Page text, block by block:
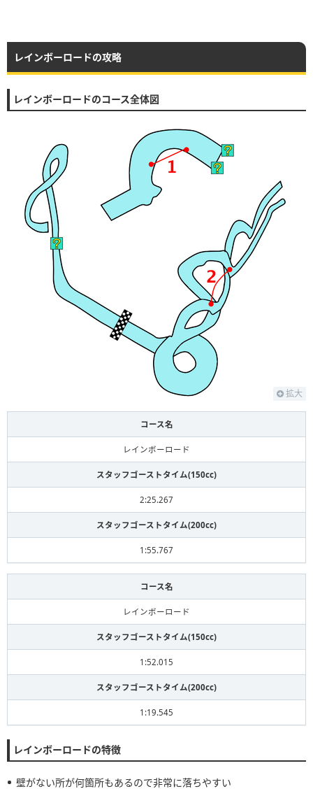
レインボーロードの攻略
レインボーロードのコース全体図
拡大
コース名
レインボーロード
スタッフゴーストタイム(150cc)
2:25.267
スタッフゴーストタイム(200cc)
1:55.767
コース名
レインボーロード
スタッフゴーストタイム(150cc)
1:52.015
スタッフゴーストタイム(200cc)
1:19.545
レインボーロードの特徴
壁がない所が何箇所もあるので非常に落ちやすい